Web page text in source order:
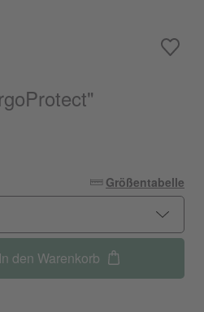
Größentabelle
In den Warenkorb